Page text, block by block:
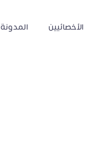
الأخصائيين المدونة